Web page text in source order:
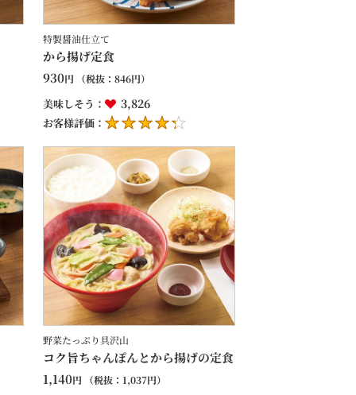
特製醤油仕立て
から揚げ定食
930円 （税抜： 846円）
美味しそう： 3,826
お客様評価：
野菜たっぷり具沢山
コク旨ちゃんぽんとから揚げの定食
1,140円 （税抜： 1,037円）